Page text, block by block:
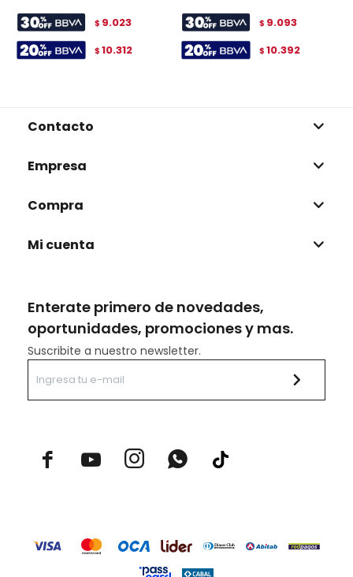
$ 9.023
$ 10.312
$ 9.093
$ 10.392
Enterate primero de novedades,
oportunidades, promociones y mas.
Suscribite a nuestro newsletter.
  
Contacto
Empresa
Compra
Mi cuenta